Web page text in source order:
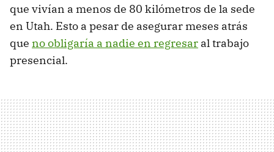
que vivían a menos de 80 kilómetros de la sede
en Utah. Esto a pesar de asegurar meses atrás
que no obligaría a nadie en regresar al trabajo
presencial.